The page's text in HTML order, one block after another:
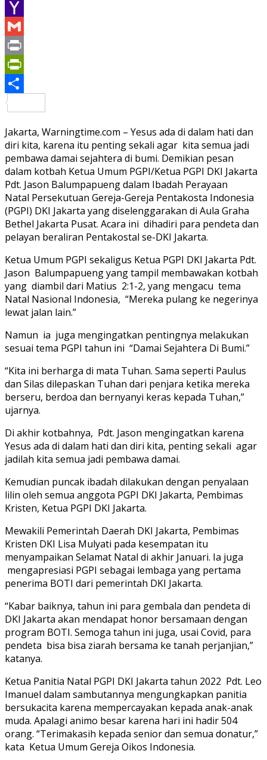
Email
Yahoo
Mail
Gmail
Print
PrintFriendly
Jakarta, Warningtime.com – Yesus ada di dalam hati dan
diri kita, karena itu penting sekali agar kita semua jadi
pembawa damai sejahtera di bumi. Demikian pesan
dalam kotbah Ketua Umum PGPI/Ketua PGPI DKI Jakarta
Pdt. Jason Balumpapueng dalam Ibadah Perayaan
Natal Persekutuan Gereja-Gereja Pentakosta Indonesia
(PGPI) DKI Jakarta yang diselenggarakan di Aula Graha
Bethel Jakarta Pusat. Acara ini dihadiri para pendeta dan
pelayan beraliran Pentakostal se-DKI Jakarta.
Ketua Umum PGPI sekaligus Ketua PGPI DKI Jakarta Pdt.
Jason Balumpapueng yang tampil membawakan kotbah
yang diambil dari Matius 2:1-2, yang mengacu tema
Natal Nasional Indonesia, “Mereka pulang ke negerinya
lewat jalan lain.”
Namun ia juga mengingatkan pentingnya melakukan
sesuai tema PGPI tahun ini “Damai Sejahtera Di Bumi.”
“Kita ini berharga di mata Tuhan. Sama seperti Paulus
dan Silas dilepaskan Tuhan dari penjara ketika mereka
berseru, berdoa dan bernyanyi keras kepada Tuhan,”
ujarnya.
Di akhir kotbahnya, Pdt. Jason mengingatkan karena
Yesus ada di dalam hati dan diri kita, penting sekali agar
jadilah kita semua jadi pembawa damai.
Kemudian puncak ibadah dilakukan dengan penyalaan
lilin oleh semua anggota PGPI DKI Jakarta, Pembimas
Kristen, Ketua PGPI DKI Jakarta.
Mewakili Pemerintah Daerah DKI Jakarta, Pembimas
Kristen DKI Lisa Mulyati pada kesempatan itu
menyampaikan Selamat Natal di akhir Januari. Ia juga
mengapresiasi PGPI sebagai lembaga yang pertama
penerima BOTI dari pemerintah DKI Jakarta.
“Kabar baiknya, tahun ini para gembala dan pendeta di
DKI Jakarta akan mendapat honor bersamaan dengan
program BOTI. Semoga tahun ini juga, usai Covid, para
pendeta bisa bisa ziarah bersama ke tanah perjanjian,”
katanya.
Ketua Panitia Natal PGPI DKI Jakarta tahun 2022 Pdt. Leo
Imanuel dalam sambutannya mengungkapkan panitia
bersukacita karena mempercayakan kepada anak-anak
muda. Apalagi animo besar karena hari ini hadir 504
orang. “Terimakasih kepada senior dan semua donatur,”
kata Ketua Umum Gereja Oikos Indonesia.